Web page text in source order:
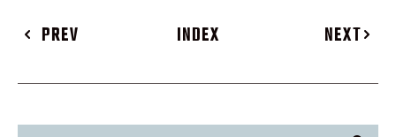
PREV INDEX NEXT